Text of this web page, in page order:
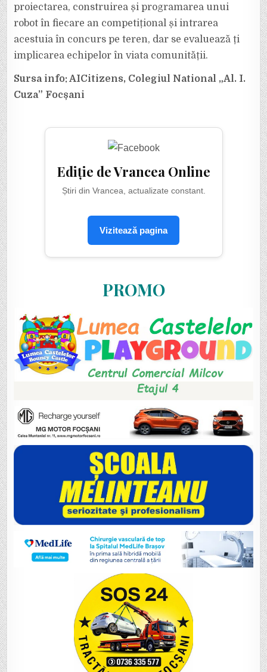
proiectarea, construirea și programarea unui
robot în fiecare an competițional și intrarea
acestuia în concurs pe teren, dar se evaluează ți
implicarea echipelor în viata comunității.
Sursa info: AICitizens, Colegiul National „Al. I.
Cuza” Focșani
Ediție de Vrancea Online
Știri din Vrancea, actualizate constant.
Vizitează pagina
PROMO